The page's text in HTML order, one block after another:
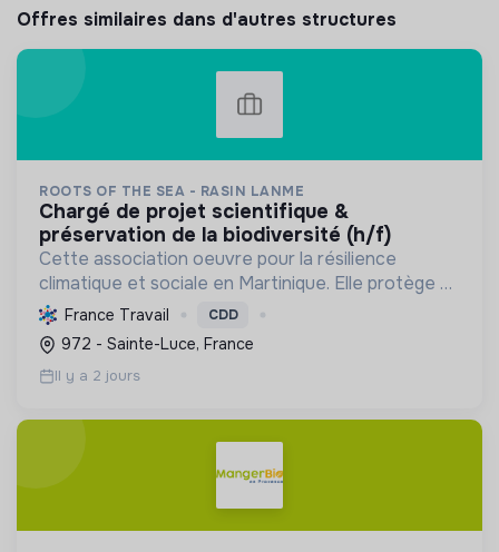
Offres similaires dans d'autres structures
ROOTS OF THE SEA - RASIN LANME
chargé de projet scientifique &
préservation de la biodiversité (h/f)
Cette association oeuvre pour la résilience
climatique et sociale en Martinique. Elle protège et
restaure les écosystèmes marins et côtiers,
sensibilise le public et mobilise les citoyens pour un
aven...
France Travail CDD
972 - Sainte-Luce, France
Il y a 2 jours